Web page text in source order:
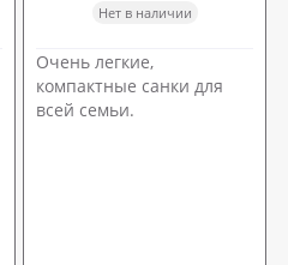
Нет в наличии
Очень легкие,
компактные санки для
всей семьи.